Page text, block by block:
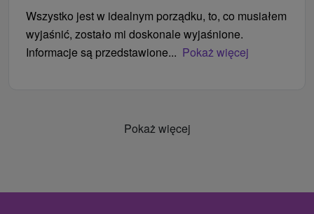
Wszystko jest w idealnym porządku, to, co musiałem
wyjaśnić, zostało mi doskonale wyjaśnione.
Informacje są przedstawione... Pokaż więcej
Pokaż więcej